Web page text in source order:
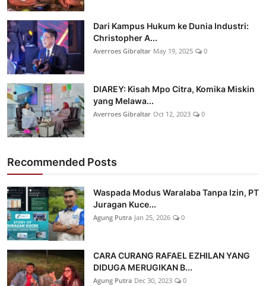
Dari Kampus Hukum ke Dunia Industri:
Christopher A...
Averroes Gibraltar May 19, 2025 0
DIAREY: Kisah Mpo Citra, Komika Miskin
yang Melawa...
Averroes Gibraltar Oct 12, 2023 0
Recommended Posts
Waspada Modus Waralaba Tanpa Izin, PT
Juragan Kuce...
Agung Putra Jan 25, 2026 0
CARA CURANG RAFAEL EZHILAN YANG
DIDUGA MERUGIKAN B...
Agung Putra Dec 30, 2023 0